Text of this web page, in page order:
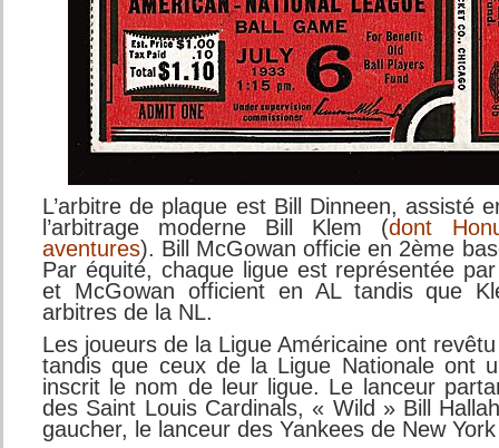
L’arbitre de plaque est Bill Dinneen, assisté
l’arbitrage moderne Bill Klem (dont
aventures). Bill McGowan officie en 2ème
Par équité, chaque ligue est représentée
et McGowan officient en AL tandis que
arbitres de la NL.
Les joueurs de la Ligue Américaine ont
tandis que ceux de la Ligue Nationale ont
inscrit le nom de leur ligue. Le lanceur
des Saint Louis Cardinals, « Wild » Bill
gaucher, le lanceur des Yankees de New